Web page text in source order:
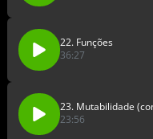
22. Funções
36:27
23. Mutabilidade
23:56